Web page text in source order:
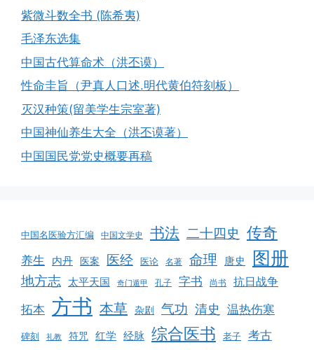
紫微斗数全书 (陈希夷)
毛泽东选集
中国古代算命术（洪丕谟）
性命圭旨（尹真人口述.明代黄伯符刻板）
灭汉种策(留美学生宗室著)
中国神仙养生大全（洪丕谟著）
中国国民党党史概要再稿
中国名医验方汇编 中国文学史 书法 二十四史 传奇
养生 内丹 医案 医经 医论 名著 命理 唐史 图册
地方志 太平天国 奇门遁甲 孔子 字书 尚书 抗日战争
拓本 方书 本草 杂剧 气功 清史 温热伤寒
碑刻 礼教 符咒 红学 经脉 综合医书 老子 考古